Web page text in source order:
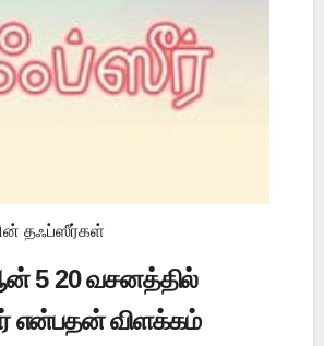
தஃப்ஸீர்கள்
5 20 வசனத்தில்
என்பதன் விளக்கம்